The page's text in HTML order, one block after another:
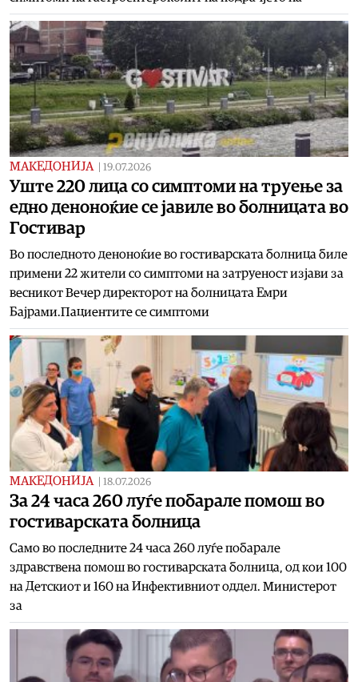
МАКЕДОНИЈА 19.07.2026
Уште 220 лица со симптоми на труење за
едно деноноќие се јавиле во болницата во
Гостивар
Во последното деноноќие во гостиварската болница биле
примени 22 жители со симптоми на затруеност изјави за
весникот Вечер директорот на болницата Емри
Бајрами.Пациентите се симптоми
МАКЕДОНИЈА 18.07.2026
За 24 часа 260 луѓе побарале помош во
гостиварската болница
Само во последните 24 часа 260 луѓе побарале
здравствена помош во гостиварската болница, од кои 100
на Детскиот и 160 на Инфективниот оддел. Министерот
за